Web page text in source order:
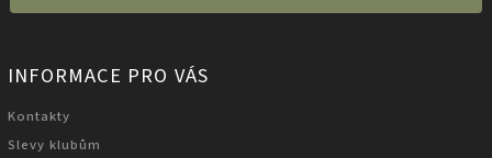
INFORMACE PRO VÁS
Kontakty
Slevy klubům